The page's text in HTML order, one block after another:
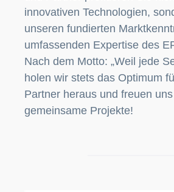
innovativen Technologien,
unseren fundierten
umfassenden Expertise des
Nach dem Motto: „Weil jede
holen wir stets das Optimum
Partner heraus und freuen
gemeinsame Projekte!